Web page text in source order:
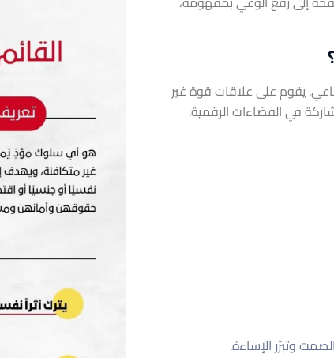
يقوم على علاقات قوة غير
في الفضاءات الرقمية.
وتبرّر الإساءة.